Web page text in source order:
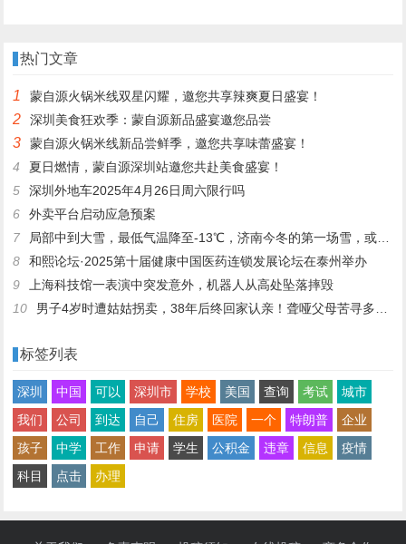
我这是冰冻鸡，别来了；儿子：
热门文章
1 蒙自源火锅米线双星闪耀，邀您共享辣爽夏日盛宴！
2 深圳美食狂欢季：蒙自源新品盛宴邀您品尝
3
蒙自源火锅米线新品尝鲜季，邀您共享味蕾盛宴！
4
夏日燃情，蒙自源深圳站邀您共赴美食盛宴！
5
深圳外地车2025年4月26日周六限行吗
6
外卖平台启动应急预案
7
局部中到大雪，最低气温降至-13℃，济南今冬的第一场雪，或跟去年同一时间！
8
和熙论坛·2025第十届健康中国医药连锁发展论坛在泰州举办
9
上海科技馆一表演中突发意外，机器人从高处坠落摔毁
10
男子4岁时遭姑姑拐卖，38年后终回家认亲！聋哑父母苦寻多年，母亲已抱憾离世丨红星寻人
标签列表
深圳 中国 可以 深圳市 学校 美国 查询 考试
城市
我们
公司 到达 自己 住房 医院 一个 特朗普
企业
孩子
中学 工作 申请 学生 公积金 违章 信息
疫情
科目
点击 办理